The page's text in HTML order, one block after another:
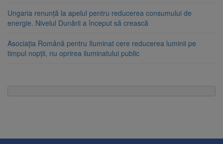
Ungaria renunță la apelul pentru reducerea consumului de
energie. Nivelul Dunării a început să crească
Asociația Română pentru Iluminat cere reducerea luminii pe
timpul nopții, nu oprirea iluminatului public